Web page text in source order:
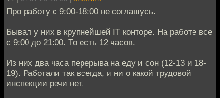
Про работу с 9:00-18:00 не соглашусь.
Бывал у них в крупнейшей IT конторе. На работе все
с 9:00 до 21:00. То есть 12 часов.
Из них два часа перерыва на еду и сон (12-13 и 18-
19). Работали так всегда, и ни о какой трудовой
инспекции речи нет.